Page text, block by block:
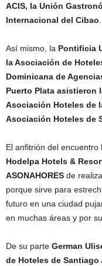
ACIS, la Unión
Internacional del Cibao
Así mismo, la Pontificia
la Asociación de
Dominicana de
Puerto Plata asistieron
Asociación Hoteles de
Asociación Hoteles de
El anfitrión del encuentro
Hodelpa Hotels &
ASONAHORES de
porque sirve para
futuro en una ciudad
en muchas áreas y por
De su parte German
de Hoteles de Santiago